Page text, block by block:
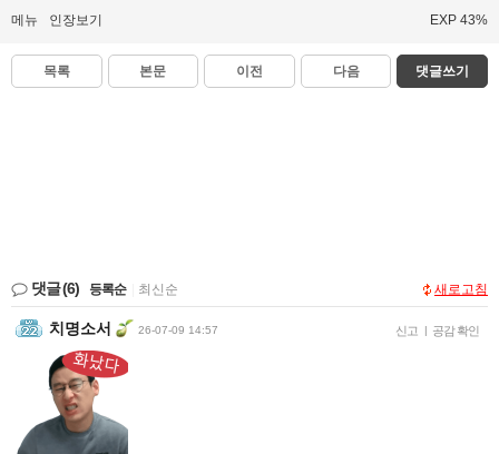
메뉴 인장보기 EXP 43%
목록 본문 이전 다음 댓글쓰기
댓글(6) 등록순 최신순 새로고침
치명소서 26-07-09 14:57 신고 | 공감 확인